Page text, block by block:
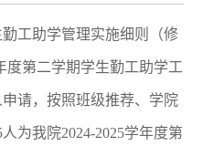
工助学管理实施细则（修
度第二学期学生勤工助学工
请，按照班级推荐、学院
为我院2024-2025学年度第